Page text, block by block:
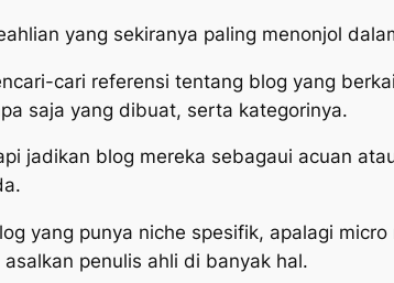
yang sekiranya paling menonjol
cari referensi tentang blog yang
saja yang dibuat, serta kategorinya.
jadikan blog mereka sebagaui acuan
yang punya niche spesifik, apalagi
penulis ahli di banyak hal.